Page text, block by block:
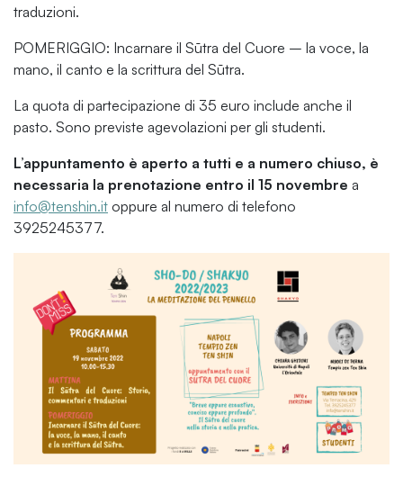
traduzioni.
POMERIGGIO: Incarnare il Sūtra del Cuore – la voce, la
mano, il canto e la scrittura del Sūtra.
La quota di partecipazione di 35 euro include anche il
pasto. Sono previste agevolazioni per gli studenti.
L’appuntamento è aperto a tutti e a numero chiuso, è
necessaria la prenotazione entro il 15 novembre a
info@tenshin.it oppure al numero di telefono
3925245377.